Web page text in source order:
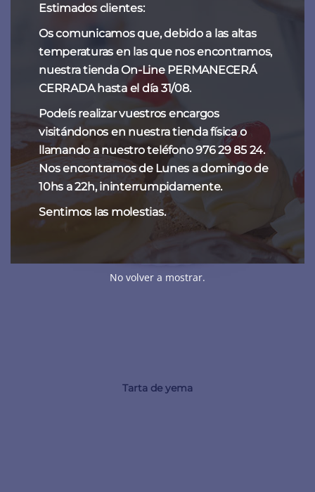
Tarta de yema
Estimados clientes:
Os comunicamos que, debido a las altas
temperaturas en las que nos encontramos,
nuestra tienda On-Line PERMANECERÁ
CERRADA hasta el día 31/08.
Podeís realizar vuestros encargos
visitándonos en nuestra tienda física o
llamando a nuestro teléfono 976 29 85 24.
Nos encontramos de Lunes a domingo de
10hs a 22h, ininterrumpidamente.
Sentimos las molestias.
No volver a mostrar.